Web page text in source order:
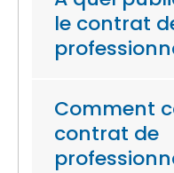
le contrat
Comment
contrat de